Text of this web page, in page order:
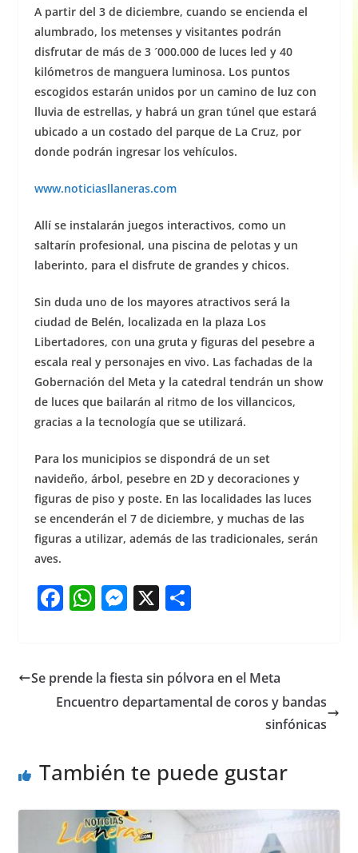
A partir del 3 de diciembre, cuando se encienda el
alumbrado, los metenses y visitantes podrán
disfrutar de más de 3 ´000.000 de luces led y 40
kilómetros de manguera luminosa. Los puntos
escogidos estarán unidos por un camino de luz con
lluvia de estrellas, y habrá un gran túnel que estará
ubicado a un costado del parque de La Cruz, por
donde podrán ingresar los vehículos.
www.noticiasllaneras.com
Allí se instalarán juegos interactivos, como un
saltarín profesional, una piscina de pelotas y un
laberinto, para el disfrute de grandes y chicos.
Sin duda uno de los mayores atractivos será la
ciudad de Belén, localizada en la plaza Los
Libertadores, con una gruta y figuras del pesebre a
escala real y personajes en vivo. Las fachadas de la
Gobernación del Meta y la catedral tendrán un show
de luces que bailarán al ritmo de los villancicos,
gracias a la tecnología que se utilizará.
Para los municipios se dispondrá de un set
navideño, árbol, pesebre en 2D y decoraciones y
figuras de piso y poste. En las localidades las luces
se encenderán el 7 de diciembre, y muchas de las
figuras a utilizar, además de las tradicionales, serán
aves.
F
e
b
k
W
s
A
M
e
n
X S
e
Se prende la fiesta sin pólvora en el Meta
Encuentro departamental de coros y bandas
sinfónicas
También te puede gustar